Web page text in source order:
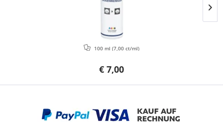
€ 7,00
100 ml (7,00 ct/ml)